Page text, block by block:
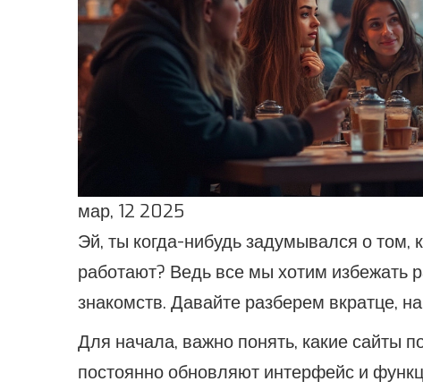
мар, 12 2025
Эй, ты когда-нибудь задумывался о том,
работают? Ведь все мы хотим
знакомств. Давайте разберем вкратце,
Для начала, важно понять, какие сайты
постоянно обновляют интерфейс и